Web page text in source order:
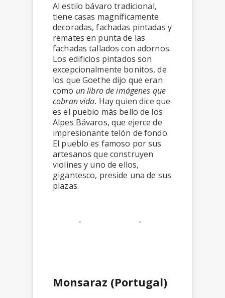
Al estilo bávaro tradicional,
tiene casas magníficamente
decoradas, fachadas pintadas y
remates en punta de las
fachadas tallados con adornos.
Los edificios pintados son
excepcionalmente bonitos, de
los que Goethe dijo que eran
como un libro de imágenes que
cobran vida. Hay quien dice que
es el pueblo más bello de los
Alpes Bávaros, que ejerce de
impresionante telón de fondo.
El pueblo es famoso por sus
artesanos que construyen
violines y uno de ellos,
gigantesco, preside una de sus
plazas.
Monsaraz (Portugal)